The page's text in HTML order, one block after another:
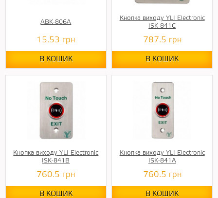
ABK-806A
15.53 грн
В КОШИК
Кнопка виходу YLI Electronic
ISK-841C
787.5 грн
В КОШИК
Кнопка виходу YLI Electronic
ISK-841B
760.5 грн
В КОШИК
Кнопка виходу YLI Electronic
ISK-841A
760.5 грн
В КОШИК